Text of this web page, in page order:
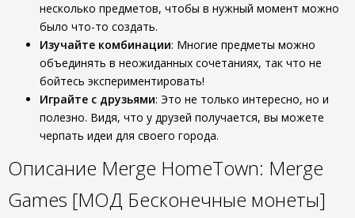
несколько предметов, чтобы в нужный момент можно
было что-то создать.
Изучайте комбинации: Многие предметы можно
объединять в неожиданных сочетаниях, так что не
бойтесь экспериментировать!
Играйте с друзьями: Это не только интересно, но и
полезно. Видя, что у друзей получается, вы можете
черпать идеи для своего города.
Описание Merge HomeTown: Merge
Games [МОД Бесконечные монеты]